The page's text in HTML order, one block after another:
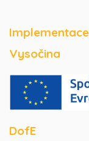
Vysočina
DofE